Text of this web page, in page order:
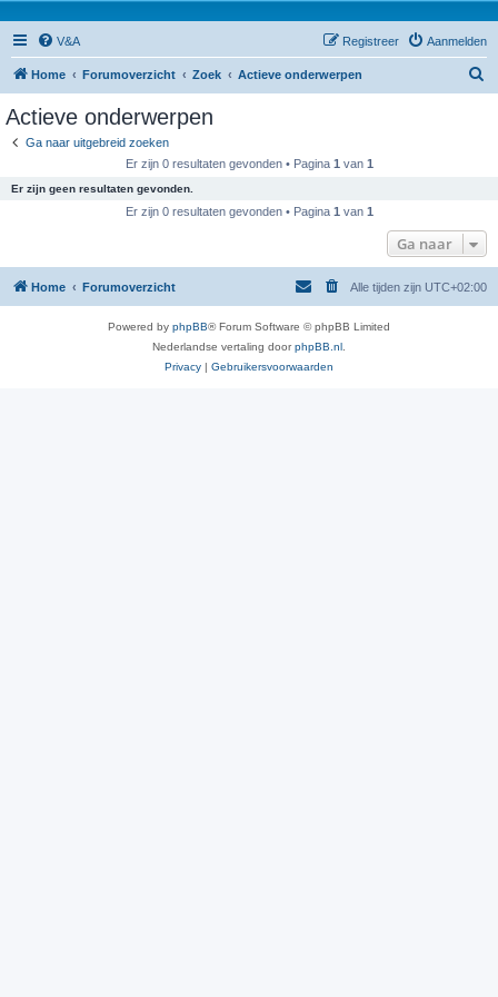
V&A Aanmelden
Registreer
Home Forumoverzicht Zoek Actieve onderwerpen
Actieve onderwerpen
Ga naar uitgebreid zoeken
Er zijn 0 resultaten gevonden • Pagina 1 van 1
Er zijn geen resultaten gevonden.
Er zijn 0 resultaten gevonden • Pagina 1 van 1
Ga naar
Home Forumoverzicht Alle tijden zijn UTC+02:00
Powered by phpBB® Forum Software © phpBB Limited
Nederlandse vertaling doorphpBB.nl
Privacy | Gebruikersvoorwaarden